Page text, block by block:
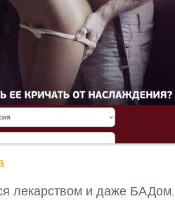
лекарством и даже БАДом.